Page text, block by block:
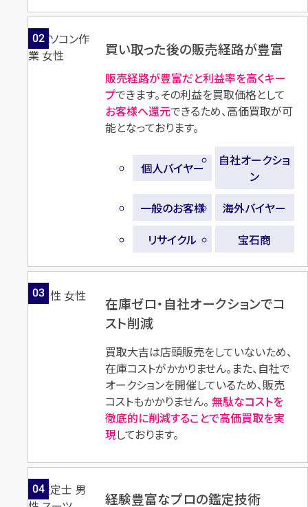
Pt900×K18×エメラルド×ダ
イヤモンドリング D1.175ct
Pt900×ダイヤモンドリング
D2.005ct MD1.70ct
宝石・ジュエリー
輪）
店舗買取
Pt900×ダイヤモンドリング
534,000円
ダイヤモンドリング（指
輪）
Pt900×ダイヤモンドリング
D3.93ct
買取参考価格 520,800円
ダイヤモンドリング（指
02
買い取った後の販売経路が豊富
販売経路が豊富だと利益率を高くキー
プできます。その利益を買取価格として
お客様へ還元できるため、高価買取が可
能となっております。
個人バイヤー
自社オークショ
ン
一般のお客様
海外バイヤー
リサイクル
宝石商
03
在庫ゼロ・自社オークションでコ
スト削減
買取大吉は店頭販売をしていないため、
在庫コストがかかりません。また、自社で
オークションを開催しているため、販売
コストもかかりません。無駄なコストを
徹底的に削減することで高価買取を実
現しております。
04
経験豊富なプロの鑑定技術